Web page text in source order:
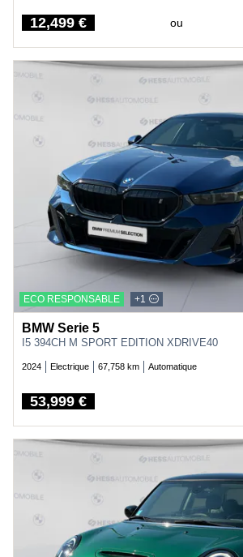
Price
12,499 € ou
ECO RESPONSABLE +1
BMW Serie 5
I5 394CH M SPORT EDITION XDRIVE40
2024 Electrique 67,758 km Automatique
Price
53,999 €